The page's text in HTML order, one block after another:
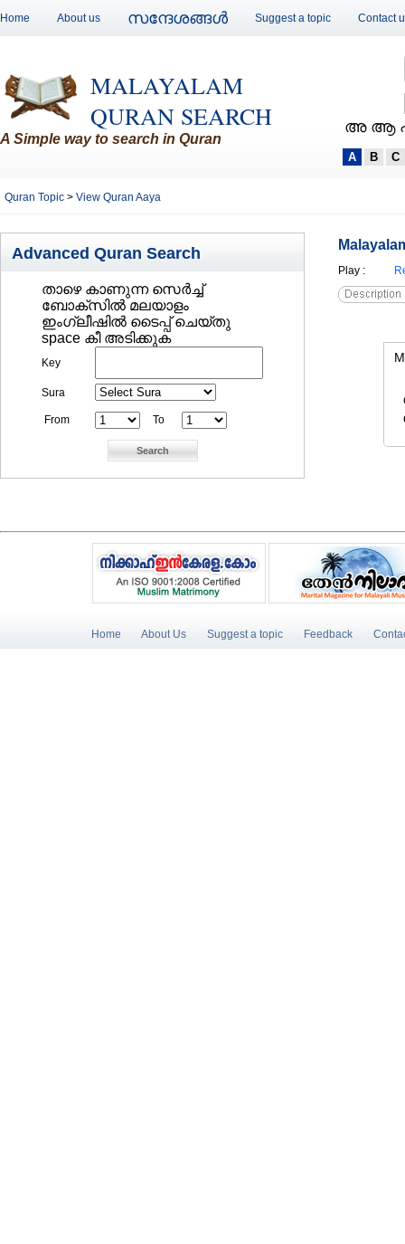
Home About us സന്ദേശങ്ങള്‍ Suggest a topic Contact
MALAYALAM
QURAN SEARCH
A Simple way to search in Quran
അ ആ
A B C
Quran Topic > View Quran Aaya
Advanced Quran Search
താഴെ കാണുന്ന സെര്‍ച്ച്‌
ബോക്സില്‍ മലയാളം
ഇംഗ്ലീഷില്‍ ടൈപ്പ് ചെയ്തു
space കീ അടിക്കുക
Key
Sura
From To
Play :
Home About Us Suggest a topic Feedback